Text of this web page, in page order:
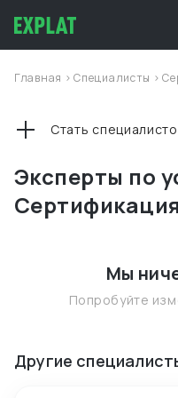
Главная >Специалисты >
Эксперты по
Стать
Мы
Попробуйте
Другие